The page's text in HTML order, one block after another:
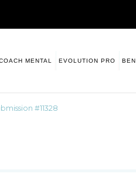
MENTAL EVOLUTION PRO
#11328